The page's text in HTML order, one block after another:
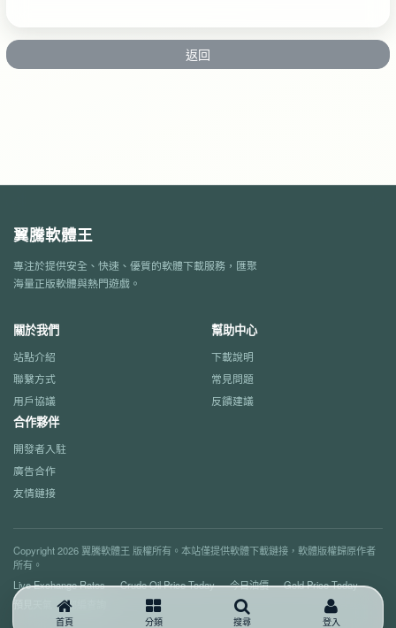
首頁 分類 搜尋 登入
返回
翼騰軟體王
專注於提供安全、快速、優質的軟體下載服務，匯聚
海量正版軟體與熱門遊戲。
關於我們
站點介紹
聯繫方式
用戶協議
幫助中心
下載說明
常見問題
反饋建議
合作夥伴
開發者入駐
廣告合作
友情鏈接
Copyright 2026 翼騰軟體王 版權所有。本站僅提供軟體下載鏈接，軟體版權歸原作者
所有。
Live Exchange Rates
Crude Oil Price Today 今日油價
Gold Price Today
預見天氣
郵編查詢